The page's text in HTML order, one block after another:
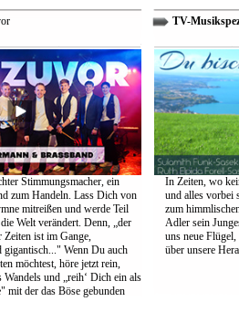
Stimmungsmacher, ein
zum Handeln. Lass Dich von
mitreißen und werde Teil
Welt verändert. Denn, „der
ist im Gange,
gigantisch..." Wenn Du auch
möchtest, höre jetzt rein,
Wandels und „reih‘ Dich ein als
mit der das Böse gebunden
TV-
In Zeiten, wo
und alles vorbei
zum
Adler sein
uns neue
über unsere